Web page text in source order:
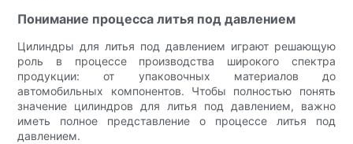
Понимание процесса литья под давлением
Цилиндры для литья под давлением играют решающую
роль в процессе производства широкого спектра
продукции: от упаковочных материалов до
автомобильных компонентов. Чтобы полностью понять
значение цилиндров для литья под давлением, важно
иметь полное представление о процессе литья под
давлением.